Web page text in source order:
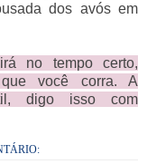
dos avós em
no tempo certo,
que você corra. A
digo isso com